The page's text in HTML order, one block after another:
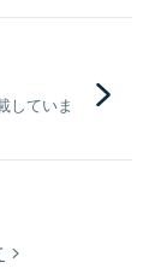
していま